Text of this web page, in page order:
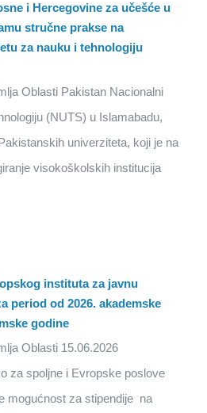
i Hercegovine za učešće u
stručne prakse na
za nauku i tehnologiju
Oblasti Pakistan Nacionalni
(NUTS) u Islamabadu,
univerziteta, koji je na
visokoškolskih institucija
instituta za javnu
period od 2026. akademske
godine
Oblasti 15.06.2026
za spoljne i Evropske poslove
mogućnost za stipendije na